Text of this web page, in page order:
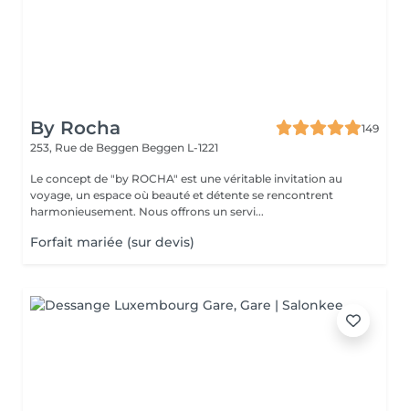
By Rocha
149
253, Rue de Beggen Beggen L-1221
Le concept de "by ROCHA" est une véritable invitation au
voyage, un espace où beauté et détente se rencontrent
harmonieusement. Nous offrons un servi...
Forfait mariée (sur devis)